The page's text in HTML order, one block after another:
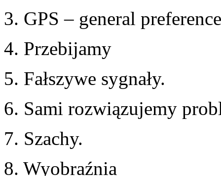
3. GPS – general
4. Przebijamy
5. Fałszywe sygnały.
6. Sami rozwiązujemy
7. Szachy.
8. Wyobraźnia